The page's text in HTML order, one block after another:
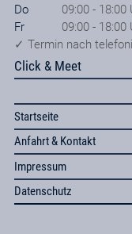
Do
09:00 - 18:00
Fr
09:00 - 18:00
✓ Termin nach
Click & Meet
Startseite
Anfahrt & Kontakt
Impressum
Datenschutz